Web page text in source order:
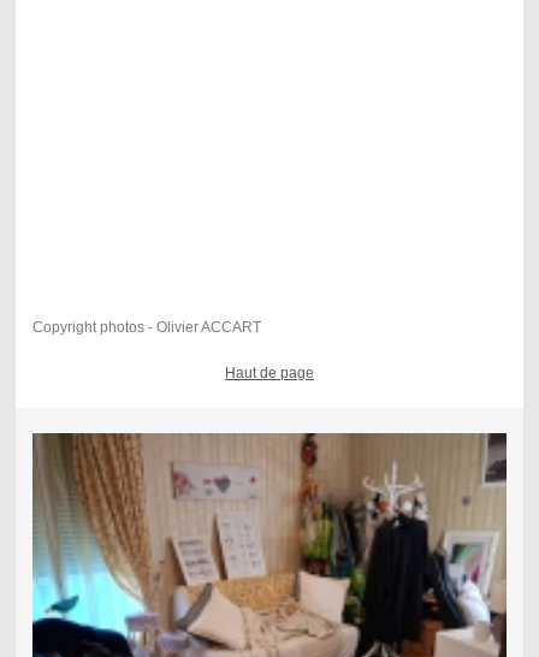
Copyright photos - Olivier ACCART
Haut de page